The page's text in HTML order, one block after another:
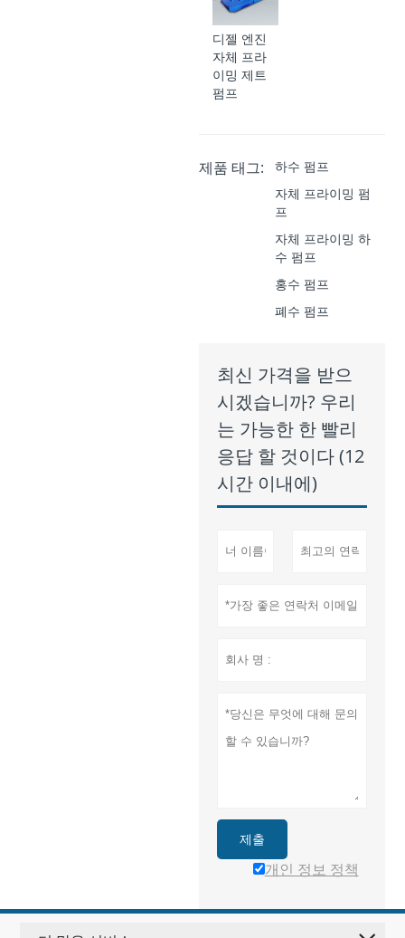
디젤 엔진
자체 프라
이밍 제트
펌프
제품 태그:
하수 펌프
자체 프라이밍 펌
프
자체 프라이밍 하
수 펌프
홍수 펌프
폐수 펌프
최신 가격을 받으
시겠습니까? 우리
는 가능한 한 빨리
응답 할 것이다 (12
시간 이내에)
제출
개인 정보 정책